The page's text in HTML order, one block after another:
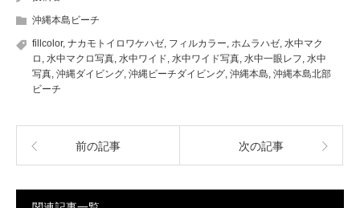
沖縄本島ビーチ
fillcolor, ナカモトイロワケハゼ フィルカラー ホムラハゼ 水中マク
ロ 水中マクロ写真 水中ワイド 水中ワイド写真 水中一眼レフ 水中
写真 沖縄ダイビング 沖縄ビーチダイビング 沖縄本島 沖縄本島北部
ビーチ
前の記事 次の記事